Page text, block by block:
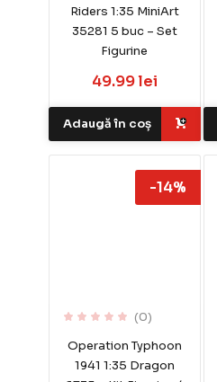
Riders 1:35 MiniArt
35281 5 buc – Set
Figurine
49.99 lei
Adaugă în coș
(0)
Operation Typhoon
1941 1:35 Dragon
-14%